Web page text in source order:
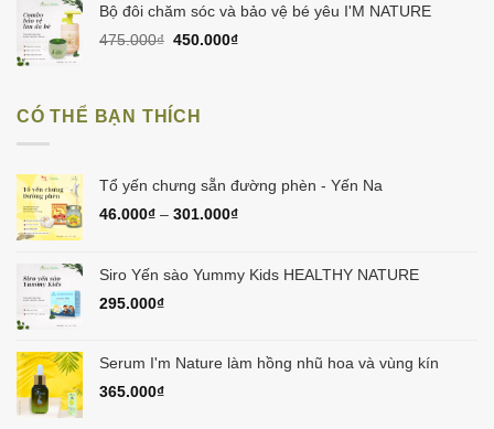
là:
60.000₫.
tại
là:
50.000₫.
Bộ đôi chăm sóc và bảo vệ bé yêu I'M NATURE
475.000₫ Giá
450.000₫Giá
CÓ THỂ BẠN THÍCH
Tổ yến chưng sẵn đường phèn - Yến Na
46.000₫ – 301.000₫
Siro Yến sào Yummy Kids HEALTHY NATURE
295.000₫
Serum I'm Nature làm hồng nhũ hoa và vùng kín
365.000₫